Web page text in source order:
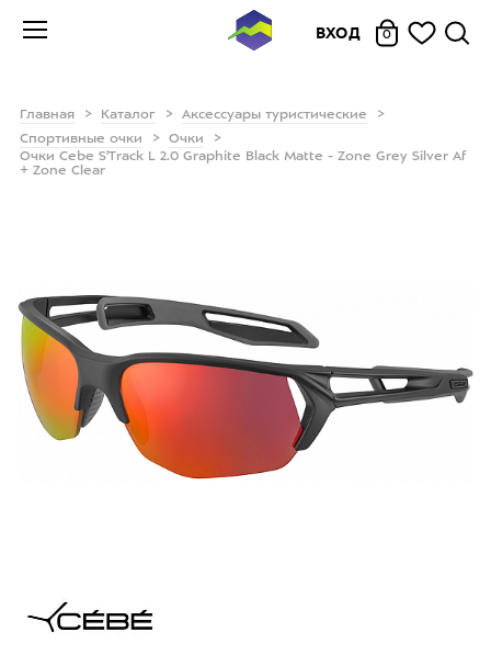
ВХОД 0
Главная Каталог
Аксессуары туристические
Спортивные очки
Очки
Очки Cebe S'Track L 2.0 Graphite Black Matte - Zone Grey Silver Af
+ Zone Clear